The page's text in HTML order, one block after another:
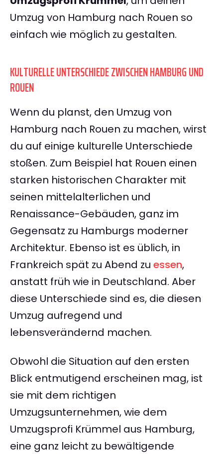
Umzug von Hamburg nach Rouen so
einfach wie möglich zu gestalten.
KULTURELLE UNTERSCHIEDE ZWISCHEN HAMBURG UND
ROUEN
Wenn du planst, den Umzug von
Hamburg nach Rouen zu machen, wirst
du auf einige kulturelle Unterschiede
stoßen. Zum Beispiel hat Rouen einen
starken historischen Charakter mit
seinen mittelalterlichen und
Renaissance-Gebäuden, ganz im
Gegensatz zu Hamburgs moderner
Architektur. Ebenso ist es üblich, in
Frankreich spät zu Abend zu essen,
anstatt früh wie in Deutschland. Aber
diese Unterschiede sind es, die diesen
Umzug aufregend und
lebensverändernd machen.
Obwohl die Situation auf den ersten
Blick entmutigend erscheinen mag, ist
sie mit dem richtigen
Umzugsunternehmen, wie dem
Umzugsprofi Krümmel aus Hamburg,
eine ganz leicht zu bewältigende